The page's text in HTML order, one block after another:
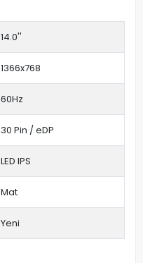
14.0''
1366x768
60Hz
30 Pin / eDP
LED IPS
Mat
Yeni